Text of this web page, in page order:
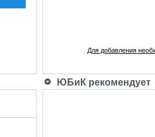
Для добавления
ЮБиК рекомендует